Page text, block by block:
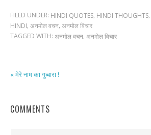
FILED UNDER: HINDI QUOTES, HINDI THOUGHTS,
HINDI, अनमोल वचन, अनमोल विचार
TAGGED WITH: अनमोल वचन, अनमोल विचार
« मेरे नाम का गुब्बारा !
COMMENTS